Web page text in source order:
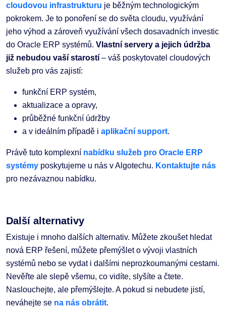
cloudovou infrastrukturu je běžným technologickým
pokrokem. Je to ponoření se do světa cloudu, využívání
jeho výhod a zároveň využívání všech dosavadních investic
do Oracle ERP systémů. Vlastní servery a jejich údržba
již nebudou vaší starostí – váš poskytovatel cloudových
služeb pro vás zajistí:
funkční ERP systém,
aktualizace a opravy,
průběžné funkční údržby
a v ideálním případě i aplikační support.
Právě tuto komplexní nabídku služeb pro Oracle ERP
systémy poskytujeme u nás v Algotechu. Kontaktujte nás
pro nezávaznou nabídku.
Další alternativy
Existuje i mnoho dalších alternativ. Můžete zkoušet hledat
nová ERP řešení, můžete přemýšlet o vývoji vlastních
systémů nebo se vydat i dalšími neprozkoumanými cestami.
Nevěřte ale slepě všemu, co vidíte, slyšíte a čtete.
Naslouchejte, ale přemýšlejte. A pokud si nebudete jistí,
neváhejte se na nás obrátit.